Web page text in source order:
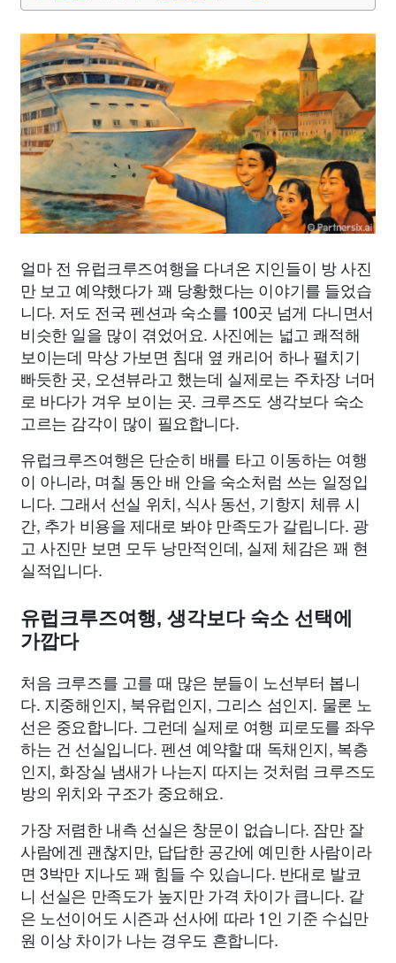
얼마 전 유럽크루즈여행을 다녀온 지인들이 방 사진
만 보고 예약했다가 꽤 당황했다는 이야기를 들었습
니다. 저도 전국 펜션과 숙소를 100곳 넘게 다니면서
비슷한 일을 많이 겪었어요. 사진에는 넓고 쾌적해
보이는데 막상 가보면 침대 옆 캐리어 하나 펼치기
빠듯한 곳, 오션뷰라고 했는데 실제로는 주차장 너머
로 바다가 겨우 보이는 곳. 크루즈도 생각보다 숙소
고르는 감각이 많이 필요합니다.
유럽크루즈여행은 단순히 배를 타고 이동하는 여행
이 아니라, 며칠 동안 배 안을 숙소처럼 쓰는 일정입
니다. 그래서 선실 위치, 식사 동선, 기항지 체류 시
간, 추가 비용을 제대로 봐야 만족도가 갈립니다. 광
고 사진만 보면 모두 낭만적인데, 실제 체감은 꽤 현
실적입니다.
유럽크루즈여행, 생각보다 숙소 선택에
가깝다
처음 크루즈를 고를 때 많은 분들이 노선부터 봅니
다. 지중해인지, 북유럽인지, 그리스 섬인지. 물론 노
선은 중요합니다. 그런데 실제로 여행 피로도를 좌우
하는 건 선실입니다. 펜션 예약할 때 독채인지, 복층
인지, 화장실 냄새가 나는지 따지는 것처럼 크루즈도
방의 위치와 구조가 중요해요.
가장 저렴한 내측 선실은 창문이 없습니다. 잠만 잘
사람에겐 괜찮지만, 답답한 공간에 예민한 사람이라
면 3박만 지나도 꽤 힘들 수 있습니다. 반대로 발코
니 선실은 만족도가 높지만 가격 차이가 큽니다. 같
은 노선이어도 시즌과 선사에 따라 1인 기준 수십만
원 이상 차이가 나는 경우도 흔합니다.